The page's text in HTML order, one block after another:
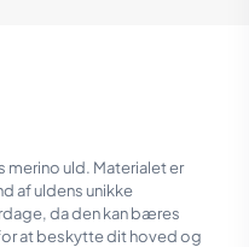
merino uld. Materialet er
af uldens unikke
da den kan bæres
at beskytte dit hoved og